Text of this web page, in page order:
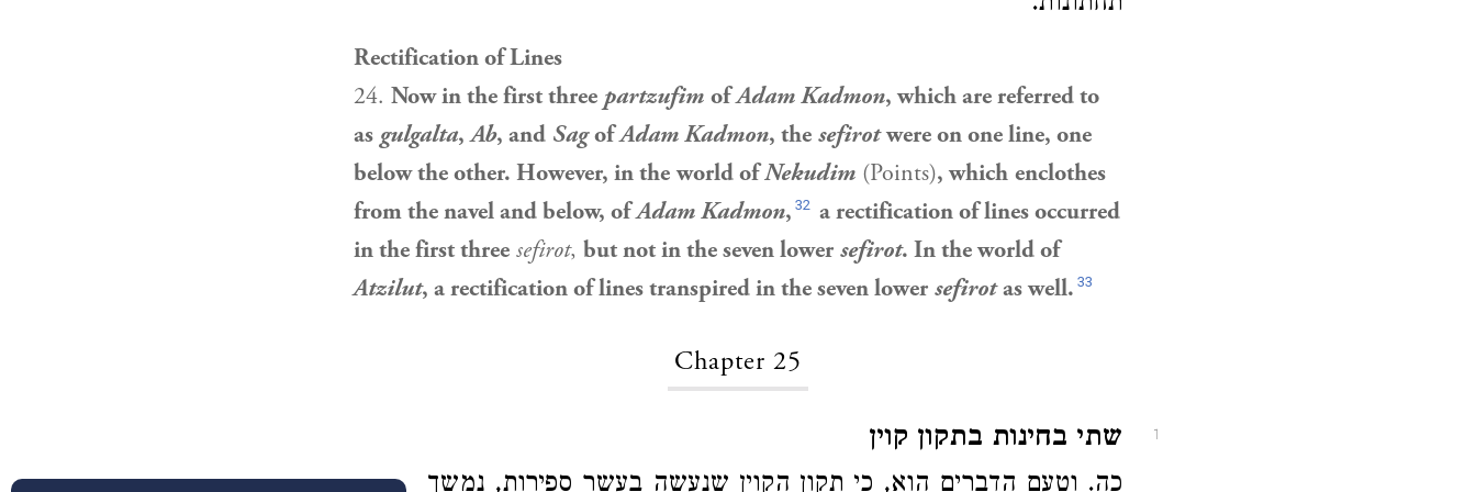
Rectification of Lines
24. Now in the first three partzufim of Adam Kadmon, which are referred to
as gulgalta, Ab, and Sag of Adam Kadmon, the sefirot were on one line, one
below the other. However, in the world ofNekudim (Points), which enclothes
from the navel and below, of Adam Kadmon, 32 a rectification of lines occurred
in the first three sefirot, but not in the seven lower sefirot. In the world of
Atzilut, a rectification of lines transpired in the seven lower sefirot as well. 33
Chapter 25
1
שתי בחינות בתקון קוין